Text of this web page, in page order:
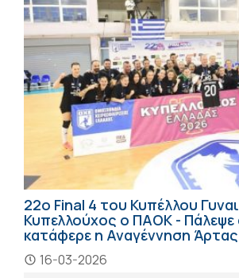
22ο Final 4 του Κυπέλλου
Κυπελλούχος ο ΠΑΟΚ - Πάλεψε
κατάφερε η Αναγέννηση Άρτας
16-03-2026